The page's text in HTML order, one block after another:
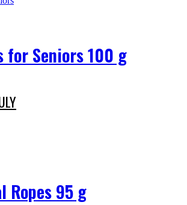
for Seniors 100 g
Ropes 95 g